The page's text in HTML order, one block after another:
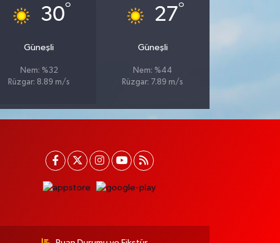
30°
Güneşli
Nem: %32
Rüzgar: 8.89 m/s
27°
Güneşli
Nem: %44
Rüzgar: 7.89 m/s